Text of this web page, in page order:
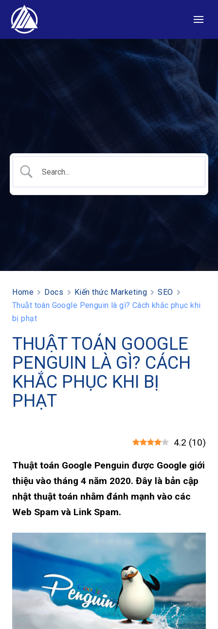
Home Docs Kiến thức Marketing
SEO
Thuật toán Google Penguin là gì? Cách khắc phục khi
bị phạt
THUẬT TOÁN GOOGLE
PENGUIN LÀ GÌ? CÁCH
KHẮC PHỤC KHI BỊ
PHẠT
4.2 (10)
Thuật toán Google Penguin được Google giới
thiệu vào tháng 4 năm 2020. Đây là bản cập
nhật thuật toán nhằm đánh mạnh vào các
Web Spam và Link Spam.